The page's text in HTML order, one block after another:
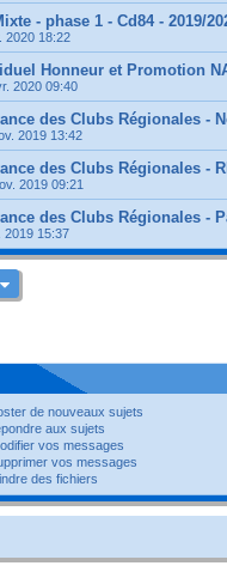
- phase 1 - Cd84 - 2019/
2020 18:22
Honneur et Promotion
2020 09:40
des Clubs Régionales -
2019 13:42
des Clubs Régionales -
2019 09:21
des Clubs Régionales -
2019 15:37
de nouveaux sujets
aux sujets
vos messages
vos messages
des fichiers